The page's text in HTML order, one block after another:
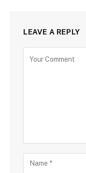
LEAVE A REPLY